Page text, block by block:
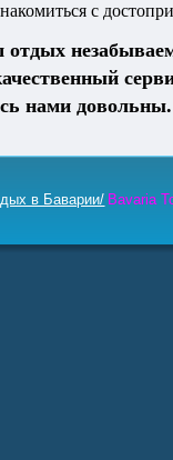
с
нами довольны.
Bavaria
в Баварии/